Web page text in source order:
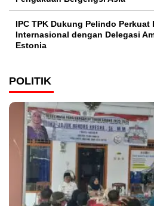
IPC TPK Dukung Pelindo Perkuat
Internasional dengan Delegasi
Estonia
POLITIK